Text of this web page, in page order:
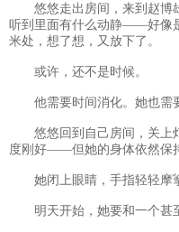
悠悠走出房间，来到赵博雄
听到里面有什么动静——好像
米处，想了想，又放下了。
或许，还不是时候。
他需要时间消化。她也需要
悠悠回到自己房间，关上灯
度刚好——但她的身体依然保
她闭上眼睛，手指轻轻摩挲
明天开始，她要和一个甚至